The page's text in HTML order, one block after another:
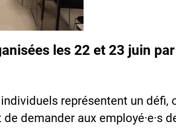
les 22 et 23 juin
représentent un défi,
demander aux employé·e·s